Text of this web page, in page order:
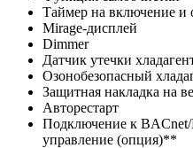
Таймер на включение и
Mirage-дисплей
Dimmer
Датчик утечки
Озонобезопасный
Защитная накладка на
Авторестарт
Подключение к BACnet/
управление (опция)**